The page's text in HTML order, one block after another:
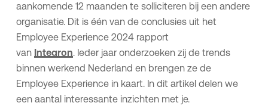
aankomende 12 maanden te solliciteren bij een andere
organisatie. Dit is één van de conclusies uit het
Employee Experience 2024 rapport
van Integron. Ieder jaar onderzoeken zij de trends
binnen werkend Nederland en brengen ze de
Employee Experience in kaart. In dit artikel delen we
een aantal interessante inzichten met je.